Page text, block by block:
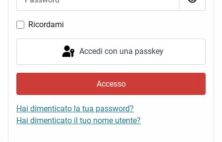
Mostra
Ricordami
Accedi con una passkey
Accesso
Hai dimenticato la tua password?
Hai dimenticato il tuo nome utente?